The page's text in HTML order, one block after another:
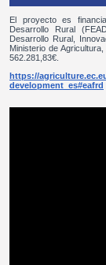
El proyecto es
Desarrollo Rural
Desarrollo Rural,
Ministerio de
562.281,83€.
https://
development_es#eafrd